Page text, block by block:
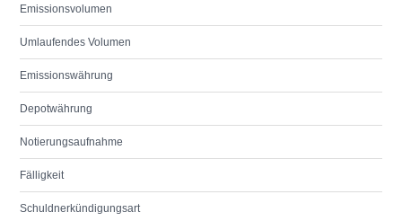
Emissionsvolumen
Umlaufendes Volumen
Emissionswährung
Depotwährung
Notierungsaufnahme
Fälligkeit
Schuldnerkündigungsart